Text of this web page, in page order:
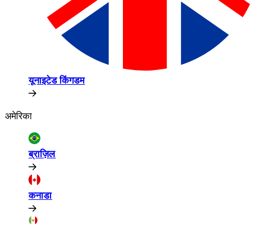
यूनाइटेड किंगडम​​
अमेरिका​​
ब्राज़िल​​
कनाडा​​